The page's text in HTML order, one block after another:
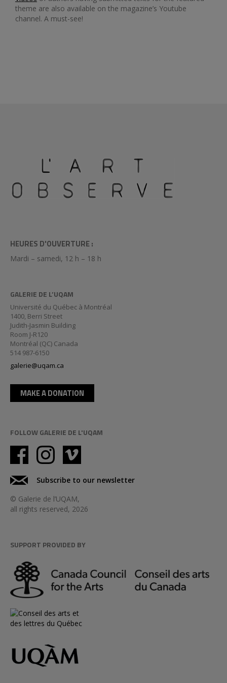
theme are also available on the magazine’s Youtube
channel. A must-see!
HEURES D'OUVERTURE :
Mardi – samedi, 12 h – 18 h
GALERIE DE L’UQAM
Université du Québec à Montréal
1400, Berri Street
Judith-Jasmin Building
Room J-R120
Montréal (QC) Canada
514 987-6150
galerie@uqam.ca
MAKE A DONATION
FOLLOW GALERIE DE L'UQAM
Subscribe to our newsletter
© Galerie de l’UQAM,
all rights reserved, 2026
SUPPORT PROVIDED BY